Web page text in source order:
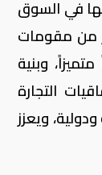
في السوق
من مقومات
وبنية
التجارة
ويعزز